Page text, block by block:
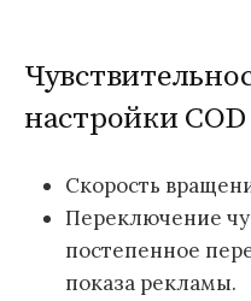
настройки COD
Скорость
Переключение
постепенное
показа рекламы.